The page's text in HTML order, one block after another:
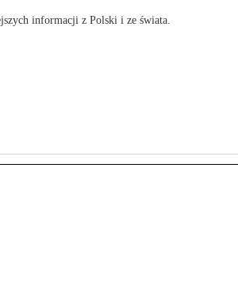
informacji z Polski i ze świata.